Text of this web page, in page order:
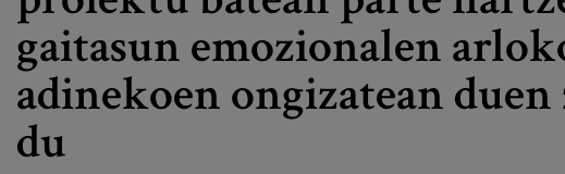
gaitasun emozionalen
adinekoen ongizatean
du